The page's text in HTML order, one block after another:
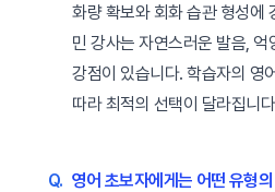
화량 확보와 회화 습관 형성에
민 강사는 자연스러운 발음, 억
강점이 있습니다. 학습자의 영
따라 최적의 선택이 달라집니
Q. 영어 초보자에게는 어떤 유형